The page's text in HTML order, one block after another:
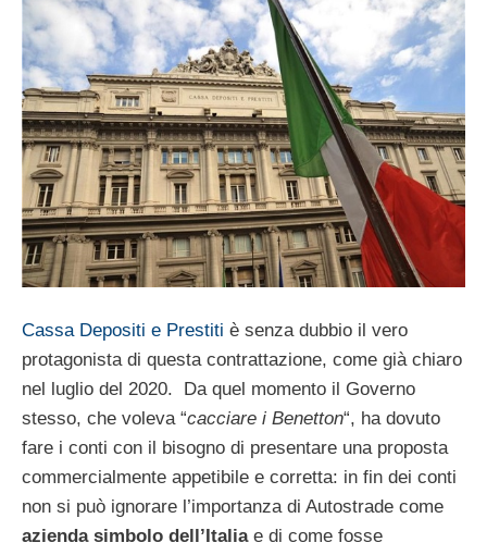
Cassa Depositi e Prestiti è senza dubbio il vero
protagonista di questa contrattazione, come già chiaro
nel luglio del 2020. Da quel momento il Governo
stesso, che voleva “cacciare i Benetton“, ha dovuto
fare i conti con il bisogno di presentare una proposta
commercialmente appetibile e corretta: in fin dei conti
non si può ignorare l’importanza di Autostrade come
azienda simbolo dell’Italiae di come fosse